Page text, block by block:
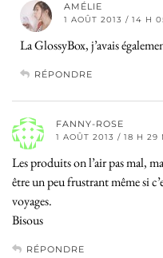
AMÉLIE
1 AOÛT 2013 / 14 H
La GlossyBox, j’avais
RÉPONDRE
FANNY-ROSE
1 AOÛT 2013 / 18 H 29
Les produits on l’air pas mal,
être un peu frustrant même si
voyages.
Bisous
RÉPONDRE